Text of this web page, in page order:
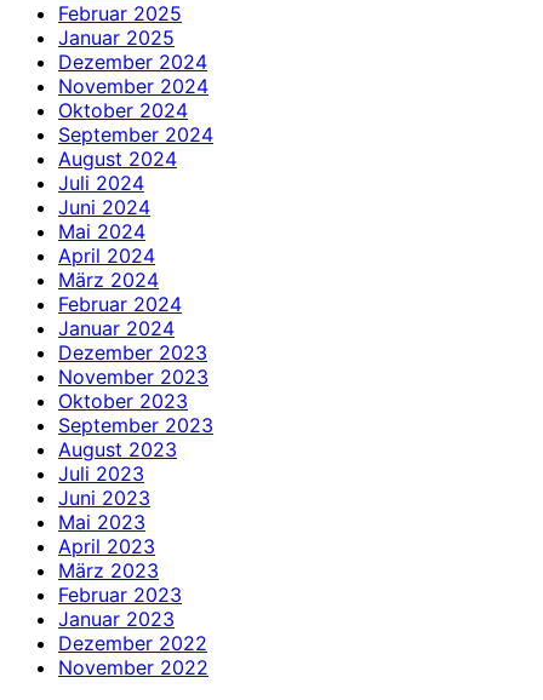
Februar 2025
Januar 2025
Dezember 2024
November 2024
Oktober 2024
September 2024
August 2024
Juli 2024
Juni 2024
Mai 2024
April 2024
März 2024
Februar 2024
Januar 2024
Dezember 2023
November 2023
Oktober 2023
September 2023
August 2023
Juli 2023
Juni 2023
Mai 2023
April 2023
März 2023
Februar 2023
Januar 2023
Dezember 2022
November 2022